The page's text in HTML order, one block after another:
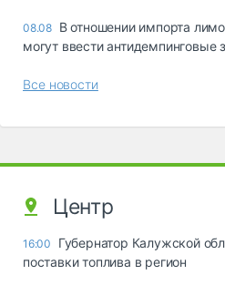
08.08 В отношении импорта
могут ввести
Все новости
Центр
16:00
Губернатор Калужской
поставки топлива в регион